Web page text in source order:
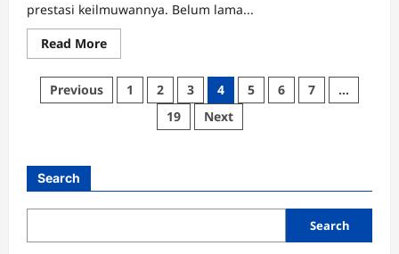
prestasi keilmuwannya. Belum lama...
Read MoreRead
more
Indonesia
Mendapat
Mendali
Conference
2014
Posts
Previous 1 2 3 4 5 6 7
…
19
Next
Search
Search